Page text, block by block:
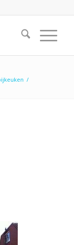
/